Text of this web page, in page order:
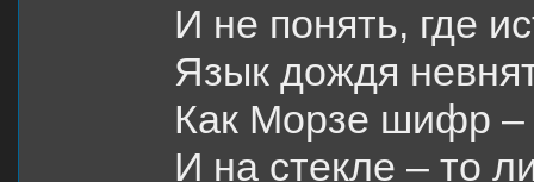
И не понять, где
Язык дождя
Как Морзе шифр –
И на стекле – то